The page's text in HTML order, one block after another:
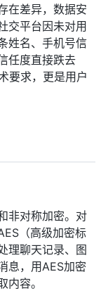
在差异，数据安
交平台因未对用
姓名、手机号信
任度直接跌去
要求，更是用户
非对称加密。对
（高级加密标
理聊天记录、图
息，用AES加密
容。